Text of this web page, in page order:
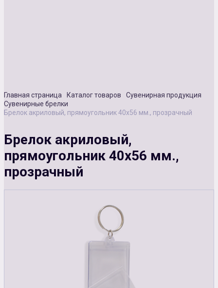
Главная страница Каталог товаров
Сувенирная продукция
Сувенирные брелки
Брелок акриловый, прямоугольник 40х56 мм., прозрачный
Брелок акриловый,
прямоугольник 40х56 мм.,
прозрачный